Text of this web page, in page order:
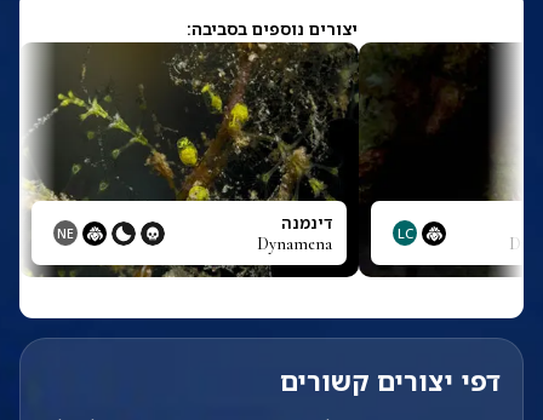
יצורים נוספים בסביבה:
LC דינמנה
Dynamena
NE
דפי יצורים קשורים